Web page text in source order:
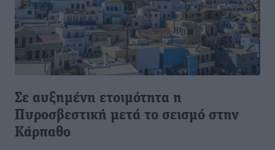
Σε αυξημένη ετοιμότητα η
Πυροσβεστική μετά το σεισμό στην
Κάρπαθο